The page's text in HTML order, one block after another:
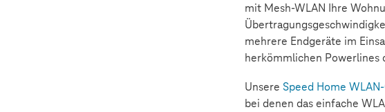
mit Mesh-WLAN Ihre
mehrere Endgeräte im
herkömmlichen Powerlines
Unsere Speed Home
bei denen das einfache